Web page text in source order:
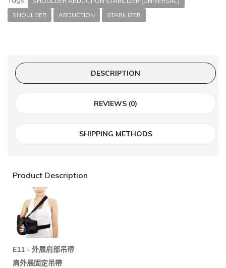
SHOULDER
ABDUCTION STABILIZER
DESCRIPTION
REVIEWS (0)
SHIPPING METHODS
Product Description
E11 - 外展肩部吊帶
肩外展固定吊帶